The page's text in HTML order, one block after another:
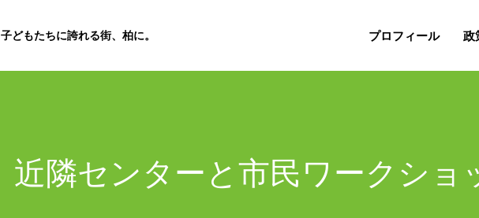
子どもたちに誇れる街、柏に。 プロフィール 政
近隣センターと市民ワークショ